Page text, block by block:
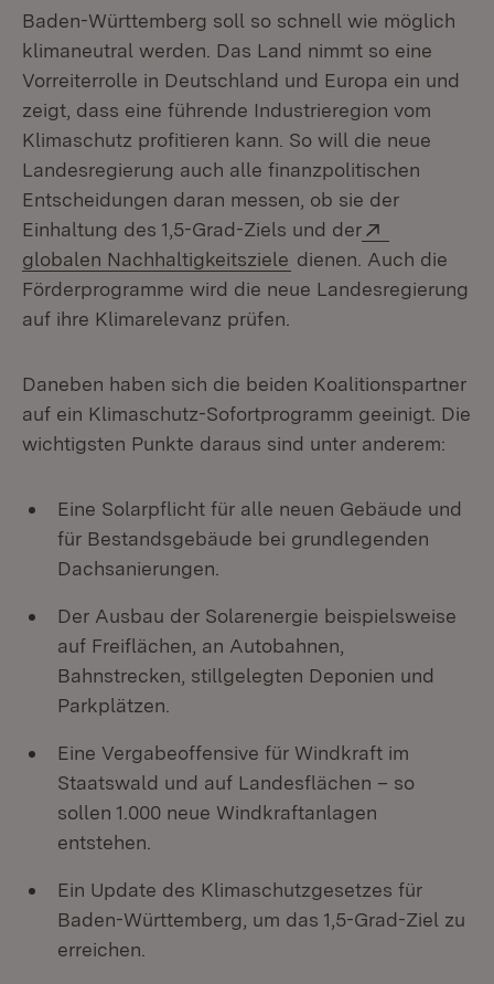
Baden-Württemberg soll so schnell wie möglich
klimaneutral werden. Das Land nimmt so eine
Vorreiterrolle in Deutschland und Europa ein und
zeigt, dass eine führende Industrieregion vom
Klimaschutz profitieren kann. So will die neue
Landesregierung auch alle finanzpolitischen
Entscheidungen daran messen, ob sie der
Einhaltung des 1,5-Grad-Ziels und der
globalen Nachhaltigkeitsziele (Öffnet in neuem
dienen. Auch die
Förderprogramme wird die neue Landesregierung
auf ihre Klimarelevanz prüfen.
Daneben haben sich die beiden Koalitionspartner
auf ein Klimaschutz-Sofortprogramm geeinigt. Die
wichtigsten Punkte daraus sind unter anderem:
Eine Solarpflicht für alle neuen Gebäude und
für Bestandsgebäude bei grundlegenden
Dachsanierungen.
Der Ausbau der Solarenergie beispielsweise
auf Freiflächen, an Autobahnen,
Bahnstrecken, stillgelegten Deponien und
Parkplätzen.
Eine Vergabeoffensive für Windkraft im
Staatswald und auf Landesflächen – so
sollen 1.000 neue Windkraftanlagen
entstehen.
Ein Update des Klimaschutzgesetzes für
Baden-Württemberg, um das 1,5-Grad-Ziel zu
erreichen.